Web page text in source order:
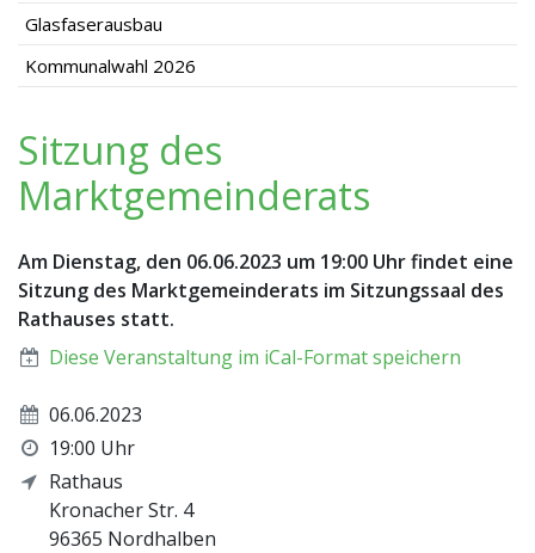
Glasfaserausbau
Kommunalwahl 2026
Sitzung des
Marktgemeinderats
Am Dienstag, den 06.06.2023 um 19:00 Uhr findet eine
Sitzung des Marktgemeinderats im Sitzungssaal des
Rathauses statt.
Diese Veranstaltung im iCal-Format speichern
06.06.2023
19:00 Uhr
Rathaus
Kronacher Str. 4
96365 Nordhalben